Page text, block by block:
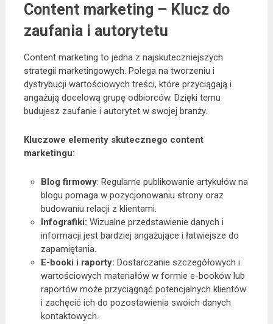
Content marketing – Klucz do
zaufania i autorytetu
Content marketing to jedna z najskuteczniejszych
strategii marketingowych. Polega na tworzeniu i
dystrybucji wartościowych treści, które przyciągają i
angażują docelową grupę odbiorców. Dzięki temu
budujesz zaufanie i autorytet w swojej branży.
Kluczowe elementy skutecznego content
marketingu:
Blog firmowy: Regularne publikowanie artykułów na
blogu pomaga w pozycjonowaniu strony oraz
budowaniu relacji z klientami.
Infografiki: Wizualne przedstawienie danych i
informacji jest bardziej angażujące i łatwiejsze do
zapamiętania.
E-booki i raporty: Dostarczanie szczegółowych i
wartościowych materiałów w formie e-booków lub
raportów może przyciągnąć potencjalnych klientów
i zachęcić ich do pozostawienia swoich danych
kontaktowych.